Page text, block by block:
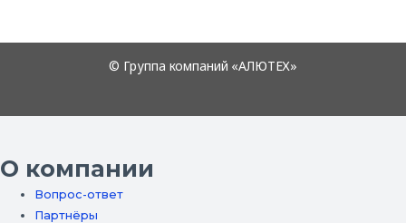
О компании
Вопрос-ответ
Партнёры